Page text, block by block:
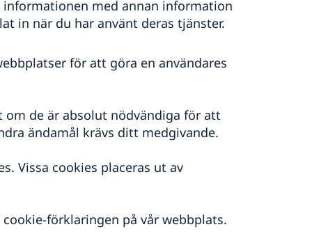
med annan information
in när du har använt deras tjänster.
för att göra en användares
om de är absolut nödvändiga för att
ändamål krävs ditt medgivande.
Vissa cookies placeras ut av
förklaringen på vår webbplats.